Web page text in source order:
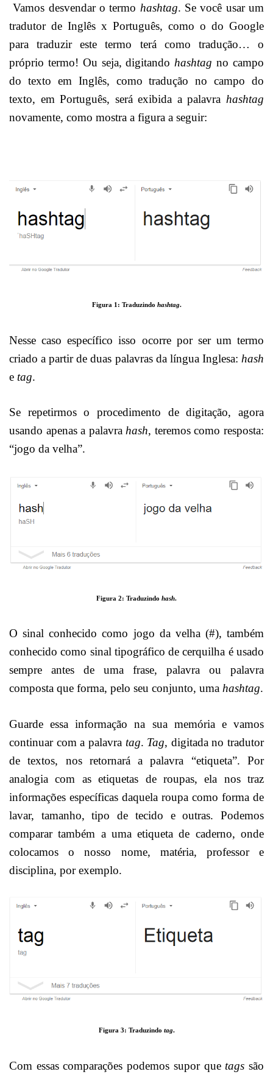
Vamos desvendar o termo hashtag. Se você usar um
tradutor de Inglês x Português, como o do Google
para traduzir este termo terá como tradução… o
próprio termo! Ou seja, digitando hashtag no campo
do texto em Inglês, como tradução no campo do
texto, em Português, será exibida a palavra hashtag
novamente, como mostra a figura a seguir:
Figura 1: Traduzindo hashtag.
Nesse caso específico isso ocorre por ser um termo
criado a partir de duas palavras da língua Inglesa: hash
e tag.
Se repetirmos o procedimento de digitação, agora
usando apenas a palavra hash, teremos como resposta:
“jogo da velha”.
Figura 2: Traduzindo hash.
O sinal conhecido como jogo da velha (#), também
conhecido como sinal tipográfico de cerquilha é usado
sempre antes de uma frase, palavra ou palavra
composta que forma, pelo seu conjunto, uma hashtag.
Guarde essa informação na sua memória e vamos
continuar com a palavra tag. Tag, digitada no tradutor
de textos, nos retornará a palavra “etiqueta”. Por
analogia com as etiquetas de roupas, ela nos traz
informações específicas daquela roupa como forma de
lavar, tamanho, tipo de tecido e outras. Podemos
comparar também a uma etiqueta de caderno, onde
colocamos o nosso nome, matéria, professor e
disciplina, por exemplo.
Figura 3: Traduzindo tag.
Com essas comparações podemos supor que tags são